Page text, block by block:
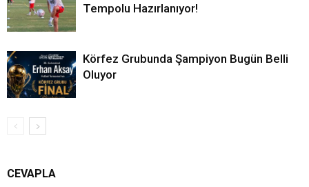
Tempolu Hazırlanıyor!
Körfez Grubunda Şampiyon Bugün Belli
Oluyor
CEVAPLA